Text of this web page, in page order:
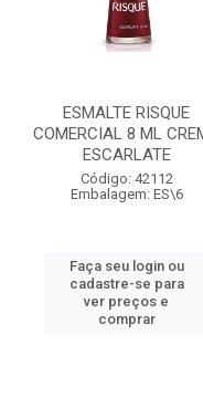
ESMALTE RISQUE
COMERCIAL 8 ML
ESCARLATE
Código: 42112
Embalagem: ES\6
Faça seu login ou
cadastre-se para
ver preços e
comprar